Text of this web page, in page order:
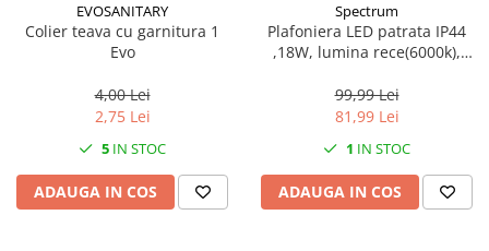
EVOSANITARY
Colier teava cu garnitura 1
Evo
4,00 Lei
2,75 Lei
5 IN STOC
ADAUGA IN COS
Spectrum
Plafoniera LED patrata IP44
,18W, lumina rece(6000k),
99,99 Lei
81,99 Lei
1 IN STOC
ADAUGA IN COS